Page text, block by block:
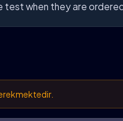
test when they are